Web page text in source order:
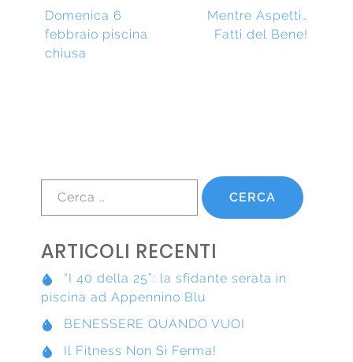
Navigazione
Articoli
Previous
post:
Domenica 6
febbraio piscina
chiusa
Next
post:
Mentre Aspetti…
Fatti del Bene!
per:
ARTICOLI RECENTI
“I 40 della 25”: la sfidante serata in
piscina ad Appennino Blu
BENESSERE QUANDO VUOI
Il Fitness Non Si Ferma!